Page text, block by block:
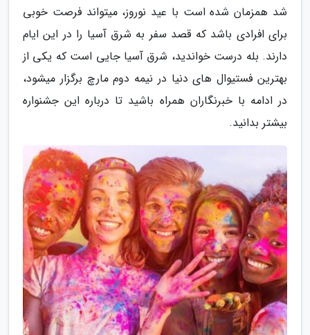
شد همزمان شده است با عید نوروز، میتواند فرصت خوبی
برای افرادی باشد که قصد سفر به شرق آسیا را در این ایام
دارند. بله درست خواندید، شرق آسیا جایی است که یکی از
بهترین فستیوال های دنیا در نیمه دوم مارچ برگزار میشود،
در ادامه با خبرنگاران همراه باشید تا درباره این جشنواره
بیشتر بدانید.